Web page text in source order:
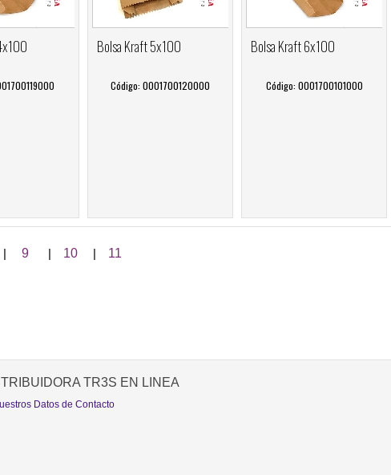
Bolsa Kraft 5x100
Código: 0001700120000
Bolsa Kraft 6x100
Código: 0001700101000
| 9 | 10 | 11
TR3S EN LINEA
Datos de Contacto